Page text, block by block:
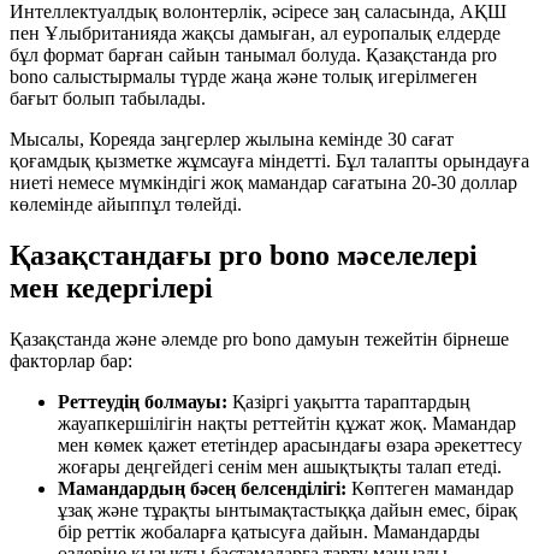
Интеллектуалдық волонтерлік, әсіресе заң саласында, АҚШ
пен Ұлыбританияда жақсы дамыған, ал еуропалық елдерде
бұл формат барған сайын танымал болуда. Қазақстанда pro
bono салыстырмалы түрде жаңа және толық игерілмеген
бағыт болып табылады.
Мысалы, Кореяда заңгерлер жылына кемінде 30 сағат
қоғамдық қызметке жұмсауға міндетті. Бұл талапты орындауға
ниеті немесе мүмкіндігі жоқ мамандар сағатына 20-30 доллар
көлемінде айыппұл төлейді.
Қазақстандағы pro bono мәселелері
мен кедергілері
Қазақстанда және әлемде pro bono дамуын тежейтін бірнеше
факторлар бар:
Реттеудің болмауы: Қазіргі уақытта тараптардың
жауапкершілігін нақты реттейтін құжат жоқ. Мамандар
мен көмек қажет ететіндер арасындағы өзара әрекеттесу
жоғары деңгейдегі сенім мен ашықтықты талап етеді.
Мамандардың бәсең белсенділігі: Көптеген мамандар
ұзақ және тұрақты ынтымақтастыққа дайын емес, бірақ
бір реттік жобаларға қатысуға дайын. Мамандарды